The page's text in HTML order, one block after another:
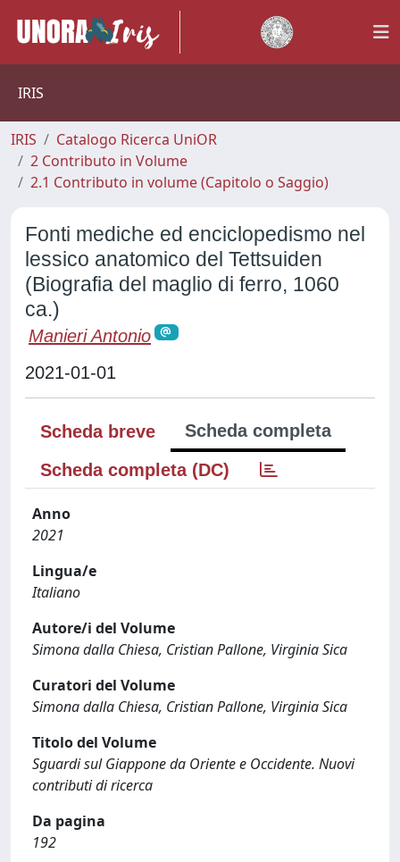
IRIS
IRIS
Catalogo Ricerca UniOR
2 Contributo in Volume
2.1 Contributo in volume (Capitolo o Saggio)
Fonti mediche ed enciclopedismo nel
lessico anatomico del Tettsuiden
(Biografia del maglio di ferro, 1060
ca.)
Manieri Antonio
2021-01-01
Scheda breve
Scheda completa
Scheda completa (DC)
Anno
2021
Lingua/e
Italiano
Autore/i del Volume
Simona dalla Chiesa, Cristian Pallone, Virginia Sica
Curatori del Volume
Simona dalla Chiesa, Cristian Pallone, Virginia Sica
Titolo del Volume
Sguardi sul Giappone da Oriente e Occidente. Nuovi
contributi di ricerca
Da pagina
192